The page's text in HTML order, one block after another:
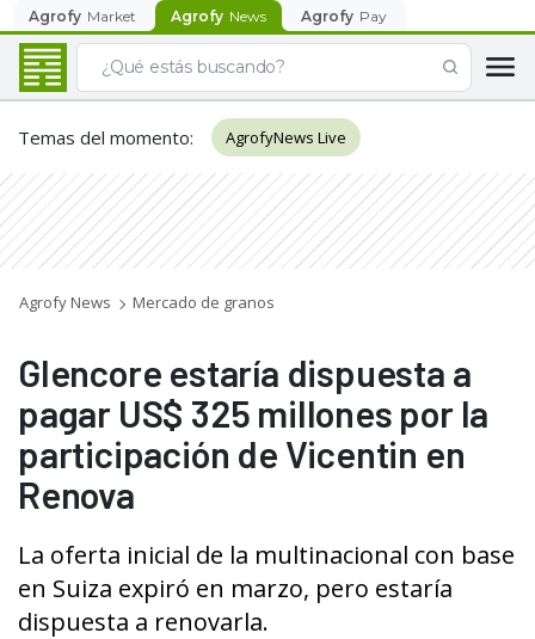
Agrofy Market Agrofy News Agrofy Pay
Temas del momento: AgrofyNews Live
Agrofy News Mercado de granos
Glencore estaría dispuesta a
pagar US$ 325 millones por la
participación de Vicentin en
Renova
La oferta inicial de la multinacional con base
en Suiza expiró en marzo, pero estaría
dispuesta a renovarla.